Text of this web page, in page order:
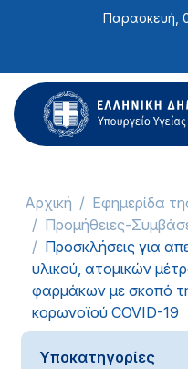
ιστότοπος
περιλαμβάνει
ένα
σύστημα
Παρασκευή,
Αρχική
Εφημερίδα
Προμήθειες-
Προσκλήσεις για
υλικού, ατομικών
φαρμάκων με σκοπό
κορωνοϊού COVID-19
Υποκατηγορίες